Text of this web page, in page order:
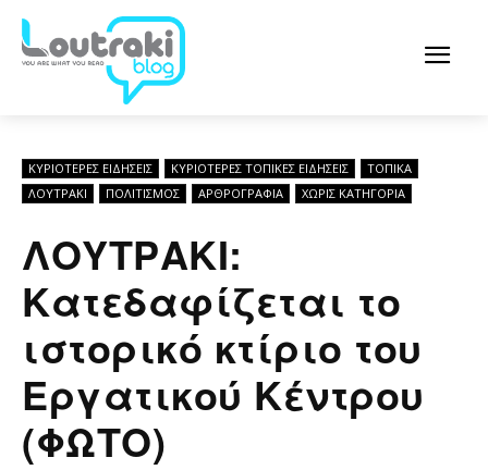
ΚΥΡΙΌΤΕΡΕΣ ΕΙΔΉΣΕΙΣ ΚΥΡΙΌΤΕΡΕΣ ΤΟΠΙΚΈΣ ΕΙΔΉΣΕΙΣ
ΤΟΠΙΚΑ
ΛΟΥΤΡΆΚΙ
ΠΟΛΙΤΙΣΜΟΣ ΑΡΘPΟΓΡΑΦΙΑ ΧΩΡΊΣ ΚΑΤΗΓΟΡΊΑ
ΛΟΥΤΡΑΚΙ:
Κατεδαφίζεται το
ιστορικό κτίριο του
Εργατικού Κέντρου
(ΦΩΤΟ)